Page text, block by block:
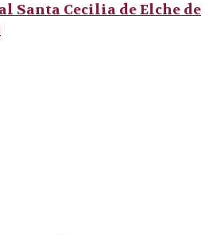
Santa Cecilia de Elche de